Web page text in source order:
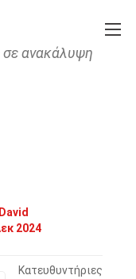
σε ανακάλυψη
2024
Κατευθυντήριες